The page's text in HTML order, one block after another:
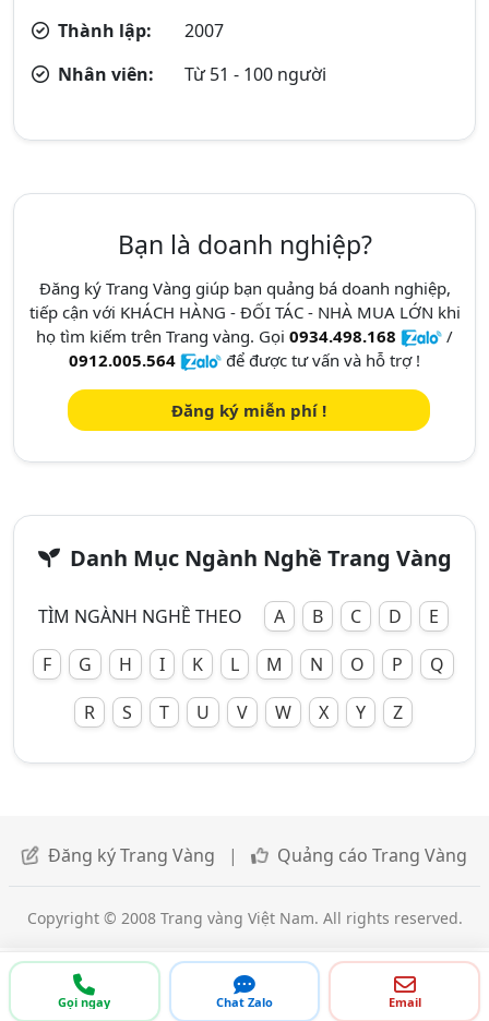
Thành lập:
2007
Nhân viên:
Từ 51 - 100 người
Gọi ngay Chat Zalo Email
Bạn là doanh nghiệp?
Đăng ký Trang Vàng giúp bạn quảng bá doanh nghiệp,
tiếp cận với KHÁCH HÀNG - ĐỐI TÁC - NHÀ MUA LỚN khi
họ tìm kiếm trên Trang vàng. Gọi 0934.498.168
/
0912.005.564
để được tư vấn và hỗ trợ !
Đăng ký miễn phí !
Danh Mục Ngành Nghề Trang Vàng
TÌM NGÀNH NGHỀ THEO A B C D
E
F
G H I K L M N O P
Q
R
S T U V W X Y Z
Đăng ký Trang Vàng | Quảng cáo Trang Vàng
Copyright © 2008 Trang vàng Việt Nam. All rights reserved.